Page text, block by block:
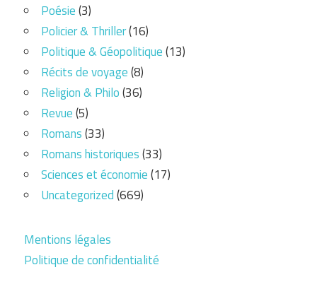
Poésie(3)
Policier & Thriller(16)
Politique & Géopolitique(13)
Récits de voyage(8)
Religion & Philo(36)
Revue(5)
Romans(33)
Romans historiques(33)
Sciences et économie(17)
Uncategorized(669)
Mentions légales
Politique de confidentialité